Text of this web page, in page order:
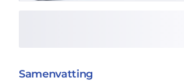
Samenvatting